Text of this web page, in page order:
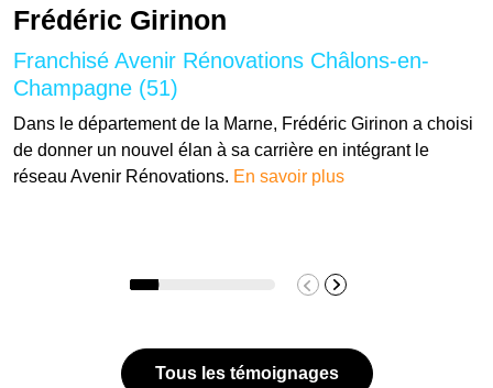
Frédéric Girinon
Franchisé Avenir Rénovations Châlons-en-
Champagne (51)
Dans le département de la Marne, Frédéric Girinon a choisi
de donner un nouvel élan à sa carrière en intégrant le
réseau Avenir Rénovations. En savoir plus
Tous les témoignages